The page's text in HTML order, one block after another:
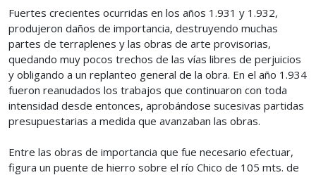
Fuertes crecientes ocurridas en los años 1.931 y 1.932,
produjeron daños de importancia, destruyendo muchas
partes de terraplenes y las obras de arte provisorias,
quedando muy pocos trechos de las vías libres de perjuicios
y obligando a un replanteo general de la obra. En el año 1.934
fueron reanudados los trabajos que continuaron con toda
intensidad desde entonces, aprobándose sucesivas partidas
presupuestarias a medida que avanzaban las obras.
Entre las obras de importancia que fue necesario efectuar,
figura un puente de hierro sobre el río Chico de 105 mts. de